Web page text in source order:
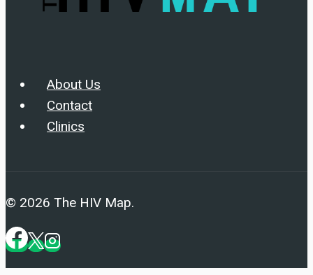
About Us
Contact
Clinics
© 2026 The HIV Map.